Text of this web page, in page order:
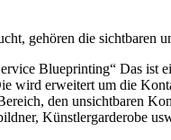
gehören die sichtbaren
Blueprinting“ Das ist
wird erweitert um die
den unsichtbaren
Künstlergarderobe